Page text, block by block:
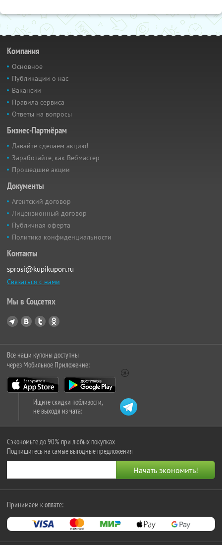
Компания
Основное
Публикации о нас
Вакансии
Правила сервиса
Ответы на вопросы
Бизнес-Партнёрам
Давайте сделаем акцию!
Заработайте, как Вебмастер
Прошедшие акции
Документы
Агентский договор
Лицензионный договор
Публичная оферта
Политика конфиденциальности
Контакты
sprosi@kupikupon.ru
Связаться с нами
Мы в Соцсетях
Все наши купоны доступны
через Мобильное Приложение:
Ищите скидки поблизости,
не выходя из чата:
Сэкономьте до 90% при любых покупках
Подпишитесь на самые выгодные предложения
Принимаем к оплате: